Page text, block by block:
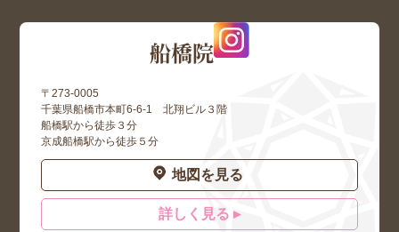
船橋院
〒273-0005
千葉県船橋市本町6-6-1 北翔ビル３階
船橋駅から徒歩３分
京成船橋駅から徒歩５分
地図を見る
詳しく見る ▸